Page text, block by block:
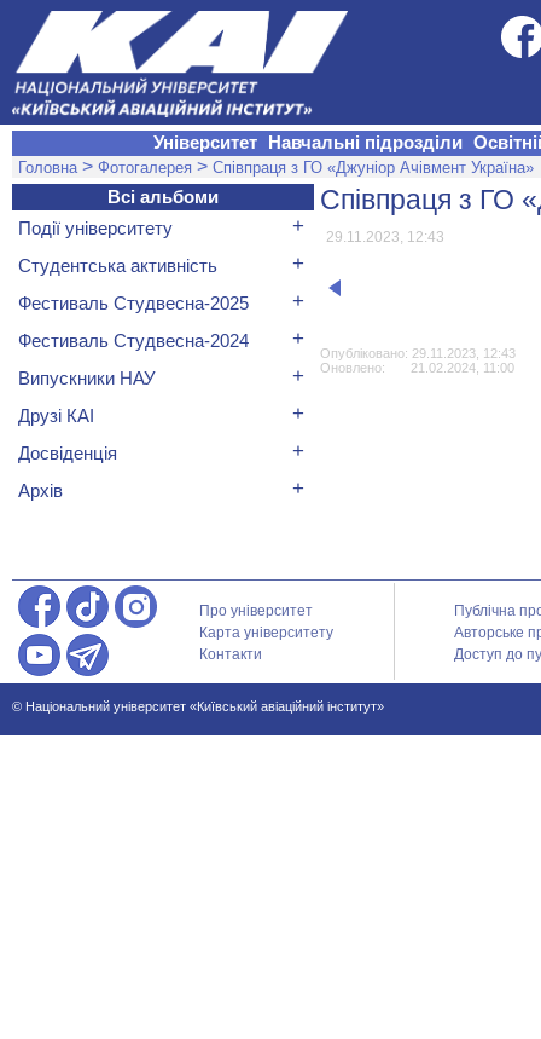
Університет Навчальні підрозділи
Головна > Фотогалерея > Співпраця з ГО «Джуніор Ачівмент Україна»
Співпраця з ГО
29.11.2023, 12:43
Опубліковано: 29.11.2023, 12:43
Оновлено: 21.02.2024, 11:00
Всі альбоми
Події університету
+
Студентська активність +
Фестиваль Студвесна-2025 +
Фестиваль Студвесна-2024 +
Випускники НАУ +
Друзі КАІ +
Досвіденція +
Архів +
Про університет
Карта університету
Контакти
Публічна
Авторське
Доступ до
© Національний університет «Київський авіаційний інститут»